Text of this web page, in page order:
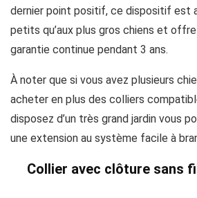
dernier point positif, ce dispositif est
petits qu’aux plus gros chiens et offre
garantie continue pendant 3 ans.
À noter que si vous avez plusieurs
acheter en plus des colliers
disposez d’un très grand jardin vous
une extension au système facile à
Collier avec clôture sans